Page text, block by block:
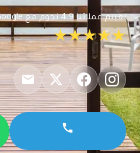
تقييم عملائنا 4.9 نجوم مع Google
★★★★★